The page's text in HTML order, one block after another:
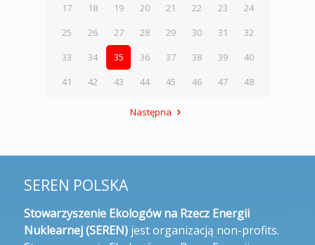
17
18 19 20 21 22 23
24
25
26 27 28 29 30 31
32
33
34 35 36 37 38 39
40
41
42 43 44 45 46 47 48
Następna
SEREN POLSKA
Stowarzyszenie Ekologów na Rzecz Energii
Nuklearnej (SEREN)jest organizacją non-profits.